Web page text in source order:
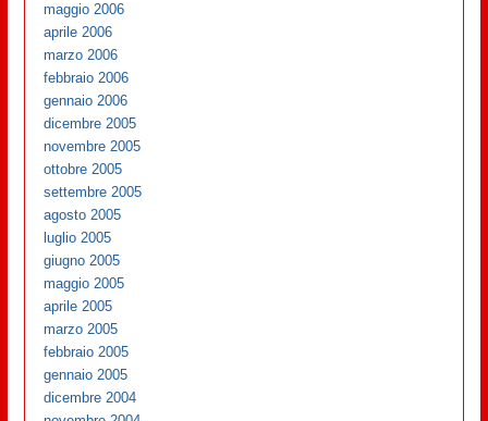
maggio 2006
aprile 2006
marzo 2006
febbraio 2006
gennaio 2006
dicembre 2005
novembre 2005
ottobre 2005
settembre 2005
agosto 2005
luglio 2005
giugno 2005
maggio 2005
aprile 2005
marzo 2005
febbraio 2005
gennaio 2005
dicembre 2004